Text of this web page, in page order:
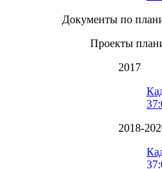
Документы по
Проекты
2017
2018-